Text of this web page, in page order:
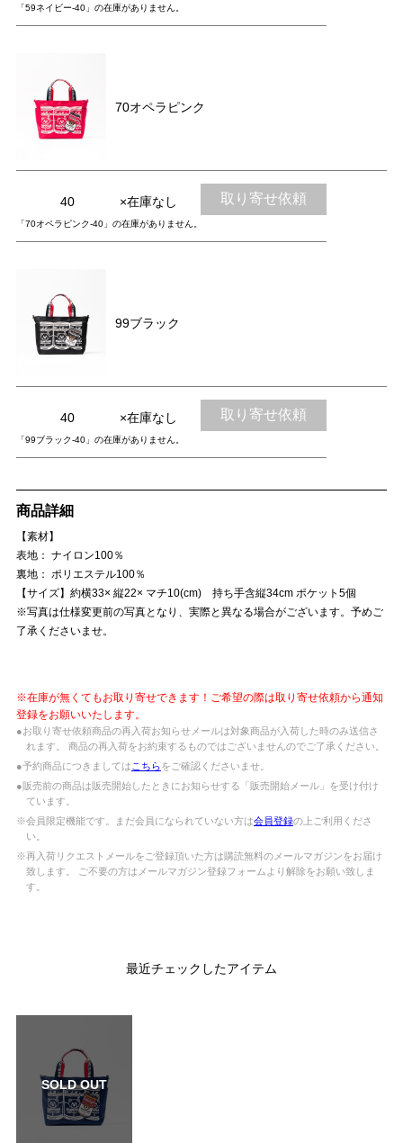
「59ネイビー-40」の在庫がありません。
70オペラピンク
40 ×在庫なし 取り寄せ依頼
「70オペラピンク-40」の在庫がありません。
99ブラック
40 ×在庫なし 取り寄せ依頼
「99ブラック-40」の在庫がありません。
商品詳細
【素材】
表地： ナイロン100％
裏地： ポリエステル100％
【サイズ】約横33× 縦22× マチ10(cm) 持ち手含縦34cm ポケット5個
※写真は仕様変更前の写真となり、実際と異なる場合がございます。予めご
了承くださいませ。
※在庫が無くてもお取り寄せできます！ご希望の際は取り寄せ依頼から通知
登録をお願いいたします。
●お取り寄せ依頼商品の再入荷お知らせメールは対象商品が入荷した時のみ送信さ
れます。 商品の再入荷をお約束するものではございませんのでご了承ください。
●予約商品につきましては こちらをご確認くださいませ。
●販売前の商品は販売開始したときにお知らせする「販売開始メール」を受け付け
ています。
※会員限定機能です。まだ会員になられていない方は会員登録の上ご利用くださ
い。
※再入荷リクエストメールをご登録頂いた方は購読無料のメールマガジンをお届け
致します。 ご不要の方はメールマガジン登録フォームより解除をお願い致しま
す。
最近チェックしたアイテム
SOLD OUT